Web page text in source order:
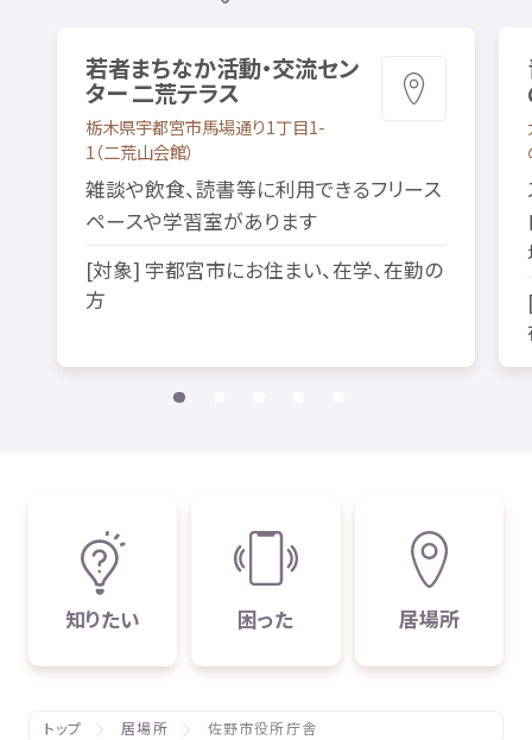
若者まちなか活動・交流セン
ター二荒テラス
栃木県宇都宮市馬場通り1丁目1-
1（二荒山会館）
雑談や飲食、読書等に利用できるフリース
ペースや学習室があります
[対象] 宇都宮市にお住まい、在学、在勤の
方
知りたい 困った 居場所
トップ 居場所 佐野市役所庁舎